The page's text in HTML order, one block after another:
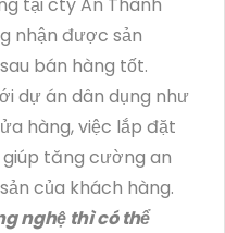
tại cty An Thành
nhận được sản
bán hàng tốt.
dự án dân dụng như
hàng, việc lắp đặt
giúp tăng cường an
của khách hàng.
nghệ thì có thể